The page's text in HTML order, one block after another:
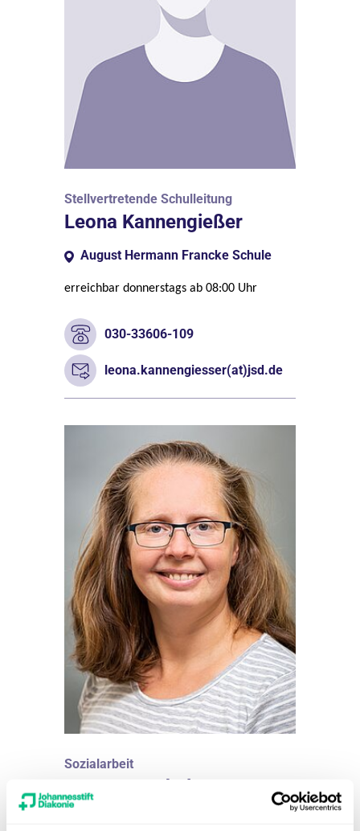
Stellvertretende Schulleitung
Leona Kannengießer
August Hermann Francke Schule
erreichbar donnerstags ab 08:00 Uhr
030-33606-109
leona.kannengiesser(at)jsd.de
Sozialarbeit
Susanne Schulz